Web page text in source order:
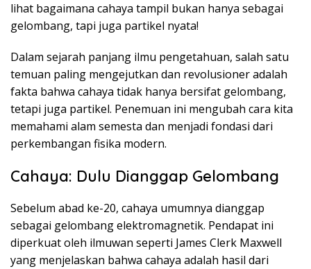
lihat bagaimana cahaya tampil bukan hanya sebagai
gelombang, tapi juga partikel nyata!
Dalam sejarah panjang ilmu pengetahuan, salah satu
temuan paling mengejutkan dan revolusioner adalah
fakta bahwa cahaya tidak hanya bersifat gelombang,
tetapi juga partikel. Penemuan ini mengubah cara kita
memahami alam semesta dan menjadi fondasi dari
perkembangan fisika modern.
Cahaya: Dulu Dianggap Gelombang
Sebelum abad ke-20, cahaya umumnya dianggap
sebagai gelombang elektromagnetik. Pendapat ini
diperkuat oleh ilmuwan seperti James Clerk Maxwell
yang menjelaskan bahwa cahaya adalah hasil dari